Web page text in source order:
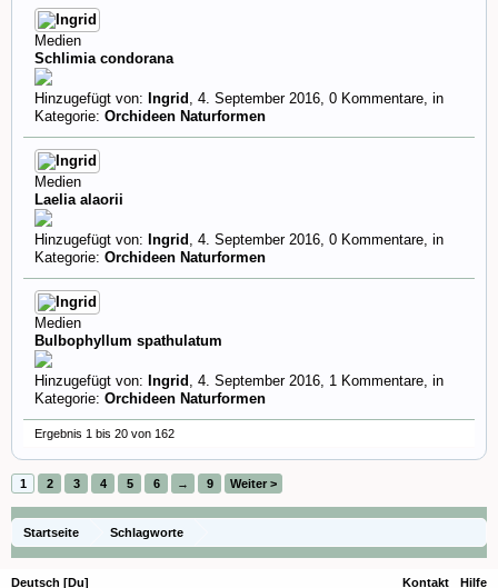
Medien
Schlimia condorana
Hinzugefügt von: Ingrid , 4. September 2016, 0 Kommentare, in
Kategorie: Orchideen Naturformen
Medien
Laelia alaorii
Hinzugefügt von: Ingrid , 4. September 2016, 0 Kommentare, in
Kategorie: Orchideen Naturformen
Medien
Bulbophyllum spathulatum
Hinzugefügt von: Ingrid , 4. September 2016, 1 Kommentare, in
Kategorie: Orchideen Naturformen
Ergebnis 1 bis 20 von 162
1 2 3 4 5 6 → 9 Weiter >
Startseite Schlagworte
Deutsch [Du] Kontakt Hilfe